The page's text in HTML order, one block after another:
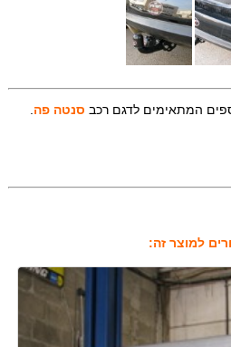
המתאימים לדגם רכב סנטה פה
למוצר זה: